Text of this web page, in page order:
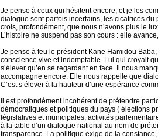
Je pense à ceux qui hésitent encore, et je les
dialogue sont parfois incertains, les cicatrices du
crois, profondément, que nous n’avons plus le
L’histoire ne suspend pas son cours : elle
Je pense à feu le président Kane Hamidou
conscience vive et indomptable. Lui qui croyait
s’élever qu’en se regardant en face. Il nous
accompagne encore. Elle nous rappelle que
C’est s’élever à la hauteur d’une espérance
Il est profondément incohérent de prétendre
démocratiques et politiques du pays ( élections
législatives et municipales, activités
à la table d’un dialogue national au nom de
transparence. La politique exige de la